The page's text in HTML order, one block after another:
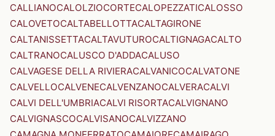
CALLIANOCALOLZIOCORTECALOPEZZATICALOSSO
CALOVETOCALTABELLOTTACALTAGIRONE
CALTANISSETTACALTAVUTUROCALTIGNAGACALTO
CALTRANOCALUSCO D'ADDACALUSO
CALVAGESE DELLA RIVIERACALVANICOCALVATONE
CALVELLOCALVENECALVENZANOCALVERACALVI
CALVI DELL'UMBRIACALVI RISORTACALVIGNANO
CALVIGNASCOCALVISANOCALVIZZANO